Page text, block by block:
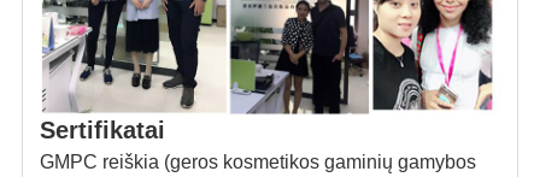
Sertifikatai
GMPC reiškia (geros kosmetikos gaminių gamybos